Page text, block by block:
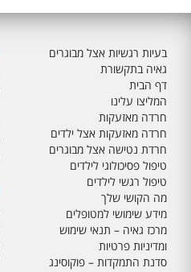
בעיות רגשיות אצל מבוגרים
גאיה בתקשורת
דף הבית
המליצו עלינו
חרדה מאזעקות
חרדה מאזעקות אצל ילדים
חרדת נטישה אצל מבוגרים
טיפול פסיכולוגי לילדים
טיפול רגשי לילדים
מה הקושי שלך
מידע שימושי למטופלים
מרכז גאיה – תנאי שימוש
ומדיניות פרטיות
סדנת התמקדות – פוקוסינג